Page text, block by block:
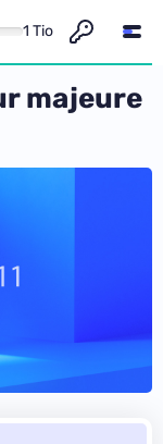
1 Tio
majeure